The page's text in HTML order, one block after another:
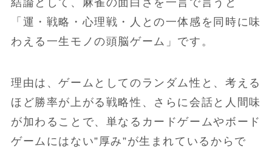
結論として、麻雀の面白さを一言で言うと
「運・戦略・心理戦・人との一体感を同時に味
わえる一生モノの頭脳ゲーム」です。
理由は、ゲームとしてのランダム性と、考える
ほど勝率が上がる戦略性、さらに会話と人間味
が加わることで、単なるカードゲームやボード
ゲームにはない”厚み”が生まれているからで